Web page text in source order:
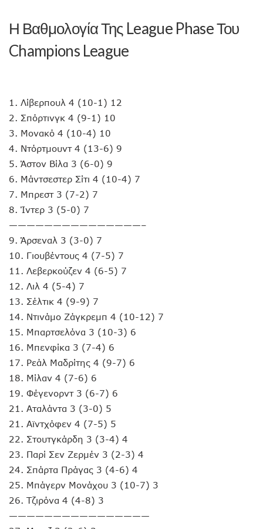
Η Βαθμολογία Της League Phase Του
Champions League
1. Λίβερπουλ 4 (10-1) 12
2. Σπόρτινγκ 4 (9-1) 10
3. Μονακό 4 (10-4) 10
4. Ντόρτμουντ 4 (13-6) 9
5. Άστον Βίλα 3 (6-0) 9
6. Μάντσεστερ Σίτι 4 (10-4) 7
7. Μπρεστ 3 (7-2) 7
8. Ίντερ 3 (5-0) 7
———————————————–
9. Άρσεναλ 3 (3-0) 7
10. Γιουβέντους 4 (7-5) 7
11. Λεβερκούζεν 4 (6-5) 7
12. Λιλ 4 (5-4) 7
13. Σέλτικ 4 (9-9) 7
14. Ντινάμο Ζάγκρεμπ 4 (10-12) 7
15. Μπαρτσελόνα 3 (10-3) 6
16. Μπενφίκα 3 (7-4) 6
17. Ρεάλ Μαδρίτης 4 (9-7) 6
18. Μίλαν 4 (7-6) 6
19. Φέγενορντ 3 (6-7) 6
21. Αταλάντα 3 (3-0) 5
21. Αϊντχόφεν 4 (7-5) 5
22. Στουτγκάρδη 3 (3-4) 4
23. Παρί Σεν Ζερμέν 3 (2-3) 4
24. Σπάρτα Πράγας 3 (4-6) 4
25. Μπάγερν Μονάχου 3 (10-7) 3
26. Τζιρόνα 4 (4-8) 3
————————————————